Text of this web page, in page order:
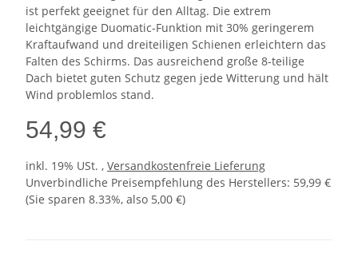
ist perfekt geeignet für den Alltag. Die extrem
leichtgängige Duomatic-Funktion mit 30% geringerem
Kraftaufwand und dreiteiligen Schienen erleichtern das
Falten des Schirms. Das ausreichend große 8-teilige
Dach bietet guten Schutz gegen jede Witterung und hält
Wind problemlos stand.
54,99 €
inkl. 19% USt. , Versandkostenfreie Lieferung
Unverbindliche Preisempfehlung des Herstellers: 59,99 €
(Sie sparen 8.33%, also 5,00 €)